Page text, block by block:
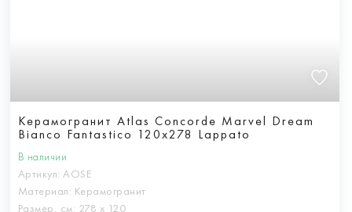
Керамогранит Atlas Concorde Marvel Dream
Bianco Fantastico 120x278 Lappato
В наличии
Артикул: AOSE
Материал: Керамогранит
Размер, см: 278 х 120